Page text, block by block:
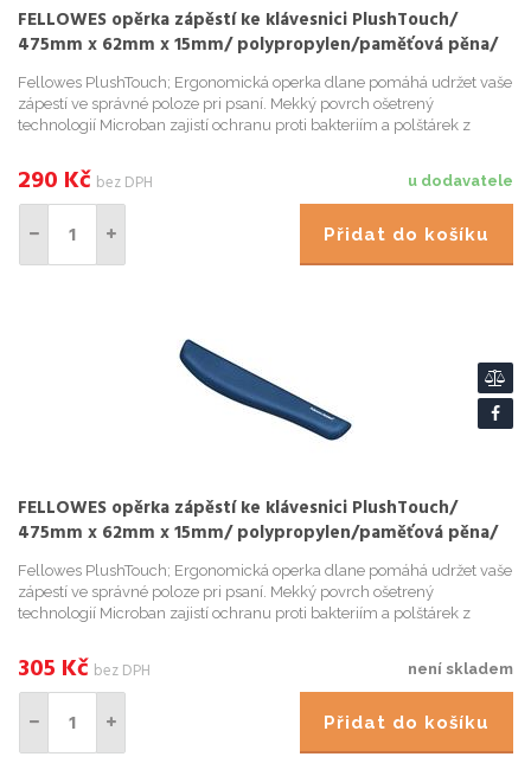
FELLOWES opěrka zápěstí ke klávesnici PlushTouch/
475mm x 62mm x 15mm/ polypropylen/paměťová pěna/
černá
Fellowes PlushTouch; Ergonomická operka dlane pomáhá udržet vaše
zápestí ve správné poloze pri psaní. Mekký povrch ošetrený
technologií Microban zajistí ochranu proti bakteriím a polštárek z
u dodavatele
290 Kč bez DPH
Přidat do košíku
FELLOWES opěrka zápěstí ke klávesnici PlushTouch/
475mm x 62mm x 15mm/ polypropylen/paměťová pěna/
modrá
Fellowes PlushTouch; Ergonomická operka dlane pomáhá udržet vaše
zápestí ve správné poloze pri psaní. Mekký povrch ošetrený
technologií Microban zajistí ochranu proti bakteriím a polštárek z
není skladem
305 Kč bez DPH
Přidat do košíku